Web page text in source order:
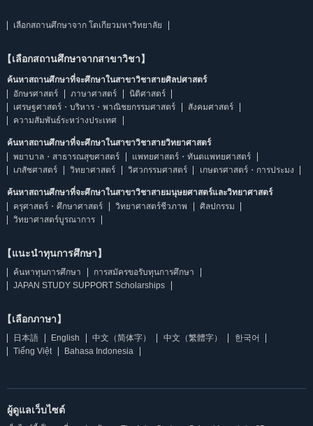
เลือกสถานศึกษาจาก โตเกียวมหาวิทยาลัย
【เลือกสถานศึกษาจากสาขาวิชา】
ค้นหาสถานศึกษาที่จะศึกษาในสาขาวิชาสายศิลปศาสตร์
อักษรศาสตร์
ภาษาศาสตร์
นิติศาสตร์
เศรษฐศาสตร์・บริหาร・พาณิชยกรรมศาสตร์
สังคมศาสตร์
ความสัมพันธ์ระหว่างประเทศ
ค้นหาสถานศึกษาที่จะศึกษาในสาขาวิชาสายวิทยาศาสตร์
พยาบาล・สาธารณสุขศาสตร์
แพทยศาสตร์・ทันตแพทยศาสตร์
เภสัชศาสตร์
วิทยาศาสตร์ วิศวกรรมศาสตร์ เกษตรศาสตร์・การประมง
ค้นหาสถานศึกษาที่จะศึกษาในสาขาวิชาสายมนุษยศาสตร์และวิทยาศาสตร์
ครุศาสตร์・ศึกษาศาสตร์
วิทยาศาสตร์ชีวภาพ
ศิลปกรรม
วิทยาศาสตร์บูรณาการ
【แนะนำทุนการศึกษา】
ค้นหาทุนการศึกษา
การสมัครขอรับทุนการศึกษา
JAPAN STUDY SUPPORT Scholarships
【เลือกภาษา】
日本語 English 中文（简体字） 中文（繁體字）
한국어
Tiếng Việt
Bahasa Indonesia
ผู้ดูแลเว็บไซต์